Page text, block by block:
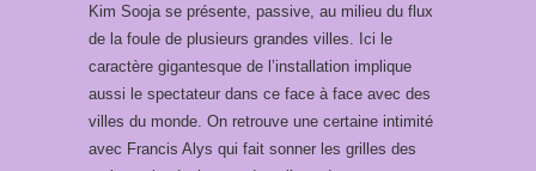
Kim Sooja se présente, passive, au milieu du flux
de la foule de plusieurs grandes villes. Ici le
caractère gigantesque de l’installation implique
aussi le spectateur dans ce face à face avec des
villes du monde. On retrouve une certaine intimité
avec Francis Alys qui fait sonner les grilles des